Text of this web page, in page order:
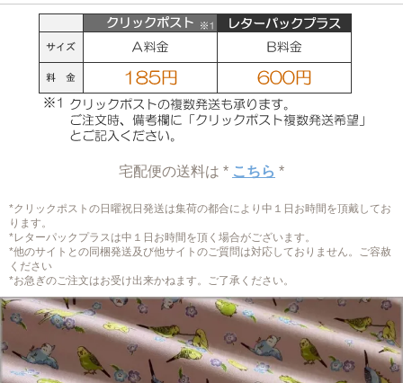
宅配便の送料は * こちら *
*クリックポストの日曜祝日発送は集荷の都合により中１日お時間を頂戴してお
ります。
*レターパックプラスは中１日お時間を頂く場合がございます。
*他のサイトとの同梱発送及び他サイトのご質問は対応しておりません。ご容赦
ください
*お急ぎのご注文はお受け出来かねます。ご了承ください。